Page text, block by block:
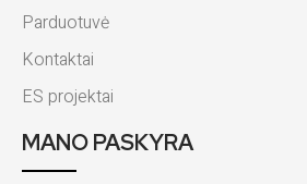
Parduotuvė
Kontaktai
ES projektai
MANO PASKYRA